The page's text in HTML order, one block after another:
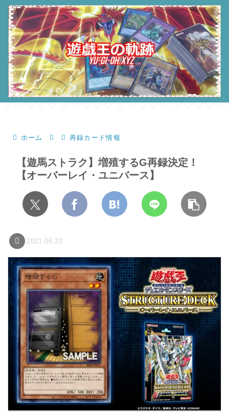
ホーム 再録カード情報
【遊馬ストラク】増殖するG再録決定！
【オーバーレイ・ユニバース】
2021.06.22